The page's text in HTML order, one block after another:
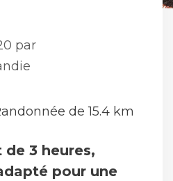
par
de 15.4 km
3 heures,
pour une